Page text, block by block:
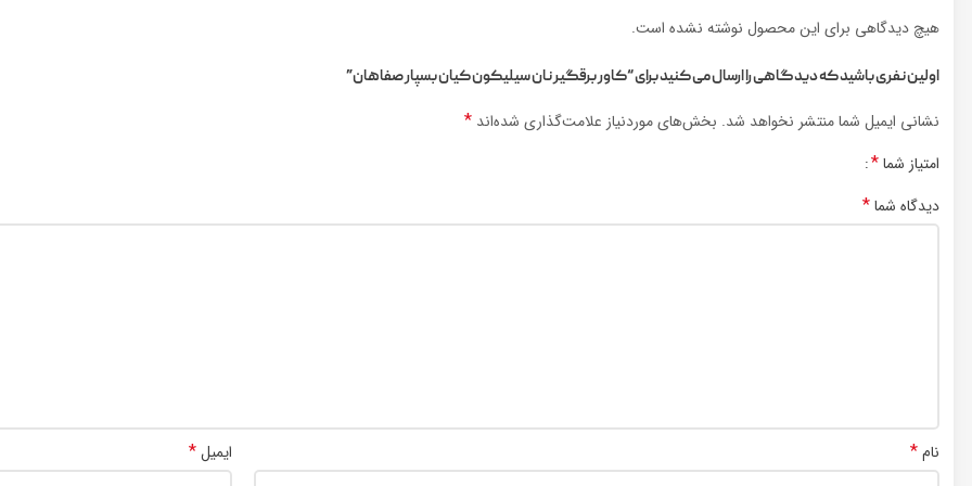
هیچ دیدگاهی برای این محصول نوشته نشده است.
اولین نفری باشید که دیدگاهی را ارسال می کنید برای “کاور برقگیر نان سیلیکون کیان بسپار صفاهان”
نشانی ایمیل شما منتشر نخواهد شد. بخش‌های موردنیاز علامت‌گذاری شده‌اند *
امتیاز شما*
دیدگاه شما*
نام* ایمیل*